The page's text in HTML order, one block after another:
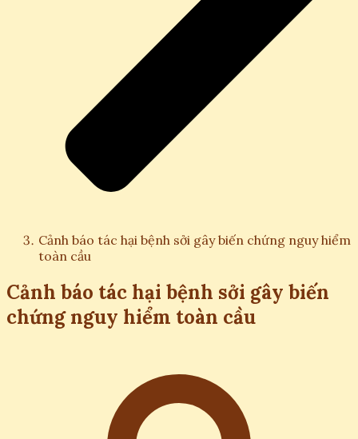
Cảnh báo tác hại bệnh sởi gây biến chứng nguy hiểm
toàn cầu
Cảnh báo tác hại bệnh sởi gây biến
chứng nguy hiểm toàn cầu